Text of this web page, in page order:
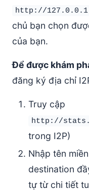
http://
chủ bạn chọn
của bạn.
Để được khám
đăng ký địa chỉ
Truy cập
http://
trong I2P)
Nhập tên
destination
tự từ chi tiết